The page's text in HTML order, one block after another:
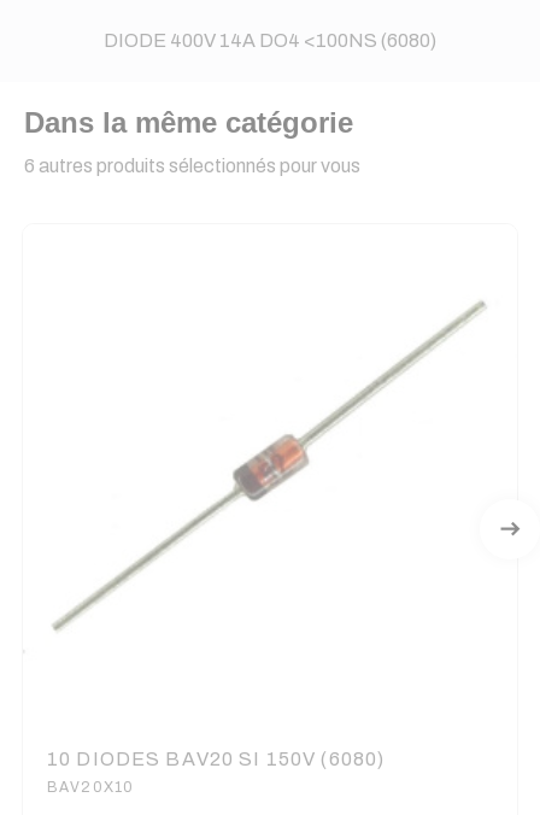
DIODE 400V 14A DO4 <100NS (6080)
Dans la même catégorie
6 autres produits sélectionnés pour vous
10 DIODES BAV20 SI 150V (6080)
BAV20X10